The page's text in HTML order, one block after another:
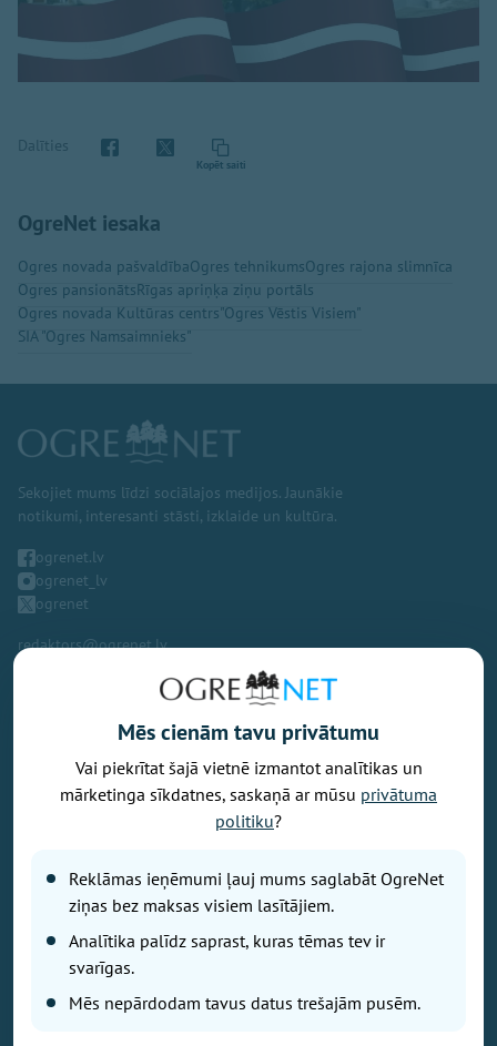
Dalīties
Kopēt saiti
OgreNet iesaka
Ogres novada pašvaldībaOgres tehnikumsOgres rajona slimnīca
Ogres pansionātsRīgas apriņķa ziņu portāls
Ogres novada Kultūras centrs"Ogres Vēstis Visiem"
SIA "Ogres Namsaimnieks"
Sekojiet mums līdzi sociālajos medijos. Jaunākie
notikumi, interesanti stāsti, izklaide un kultūra.
ogrenet.lv
ogrenet_lv
ogrenet
redaktors@ogrenet.lv
Vēlaties izteikt savu viedokli par portālu? Pamanījāt kļūdu? Ir
problēma, ko vēlaties apspriest publiski? Vēlaties iesūtīt rakstu par
Jums aktuālu tēmu? Varbūt Jums vajadzīgs padoms? Rakstiet uz
Izdevējs: SIA "Ogres Balss".
Juridiskā adrese: Lāčplēša iela 24
Ētikas kodeks
Mēs cienām tavu privātumu
Vai piekrītat šajā vietnē izmantot analītikas un
mārketinga sīkdatnes, saskaņā ar mūsu privātuma
politiku?
Reklāmas ieņēmumi ļauj mums saglabāt OgreNet
ziņas bez maksas visiem lasītājiem.
Analītika palīdz saprast, kuras tēmas tev ir
svarīgas.
Mēs nepārdodam tavus datus trešajām pusēm.